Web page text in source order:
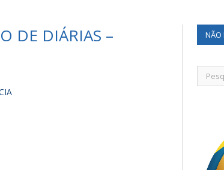
DE DIÁRIAS –
NÃO